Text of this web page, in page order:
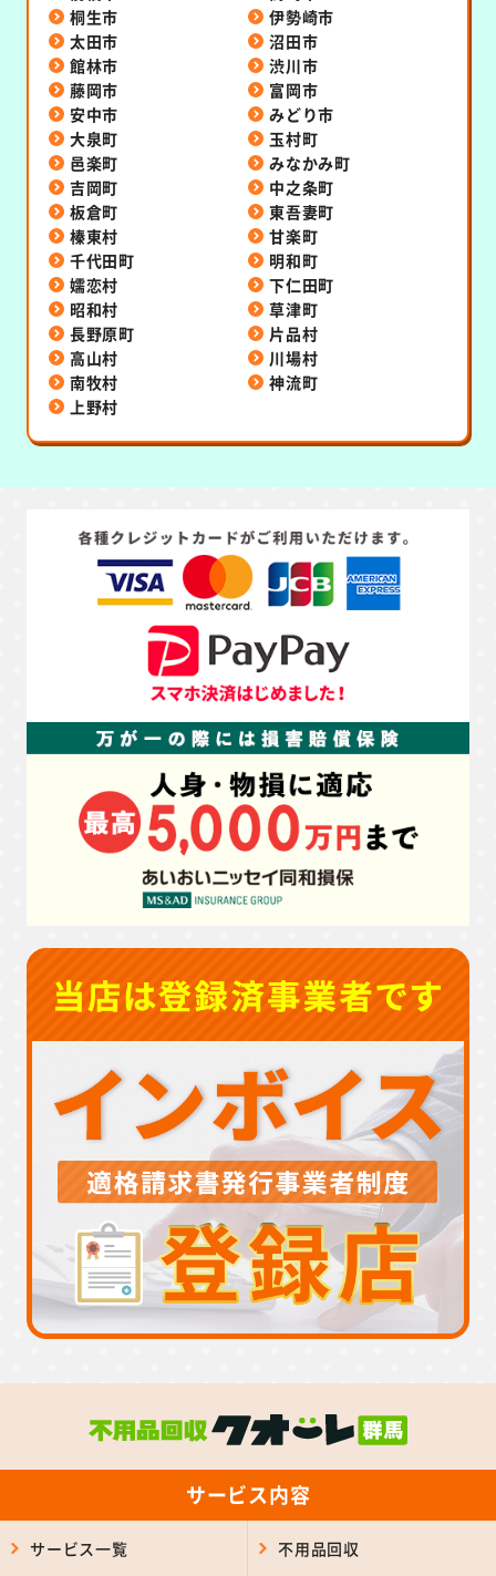
桐生市
伊勢崎市
太田市
沼田市
館林市
渋川市
藤岡市
富岡市
安中市
みどり市
大泉町
玉村町
邑楽町
みなかみ町
吉岡町
中之条町
板倉町
東吾妻町
榛東村
甘楽町
千代田町
明和町
嬬恋村
下仁田町
昭和村
草津町
長野原町
片品村
高山村
川場村
南牧村
神流町
上野村
サービス内容
サービス一覧 不用品回収